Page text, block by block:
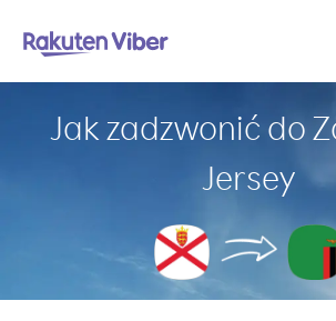
Jak zadzwonić do
Jersey